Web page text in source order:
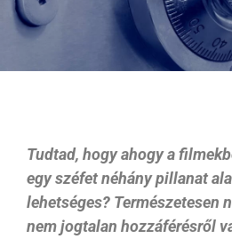
Tudtad, hogy ahogy a
egy széfet néhány pillanat
lehetséges? Természetesen
nem jogtalan hozzáférésről